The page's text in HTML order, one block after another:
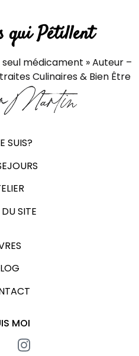
qui Pétillent
médicament » Auteur –
Culinaires & Bien Être
Martin
SUIS?
SITE
MOI